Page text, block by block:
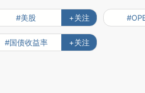
#美股 +关注
#国债收益率 +关注